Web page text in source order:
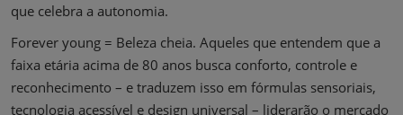
que celebra a autonomia.
Forever young = Beleza cheia. Aqueles que entendem que a
faixa etária acima de 80 anos busca conforto, controle e
reconhecimento – e traduzem isso em fórmulas sensoriais,
tecnologia acessível e design universal – liderarão o mercado